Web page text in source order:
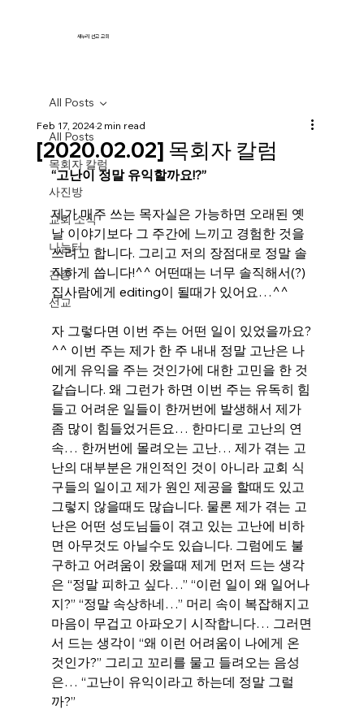
새누리 선교 교회
All Posts
목회자 칼럼
사진방
교회 소식
나눔터
간증
선교
All Posts
[2020.02.02] 목회자 칼럼
Feb 17, 20242 min read
“고난이 정말 유익할까요!?”
제가 매주 쓰는 목자실은 가능하면 오래된 옛
날 이야기보다 그 주간에 느끼고 경험한 것을
쓰려고 합니다. 그리고 저의 장점대로 정말 솔
직하게 씁니다!^^ 어떤때는 너무 솔직해서(?)
집사람에게 editing이 될때가 있어요…^^
자 그렇다면 이번 주는 어떤 일이 있었을까요?
^^ 이번 주는 제가 한 주 내내 정말 고난은 나
에게 유익을 주는 것인가에 대한 고민을 한 것
같습니다. 왜 그런가 하면 이번 주는 유독히 힘
들고 어려운 일들이 한꺼번에 발생해서 제가
좀 많이 힘들었거든요… 한마디로 고난의 연
속… 한꺼번에 몰려오는 고난… 제가 겪는 고
난의 대부분은 개인적인 것이 아니라 교회 식
구들의 일이고 제가 원인 제공을 할때도 있고
그렇지 않을때도 많습니다. 물론 제가 겪는 고
난은 어떤 성도님들이 겪고 있는 고난에 비하
면 아무것도 아닐수도 있습니다. 그럼에도 불
구하고 어려움이 왔을때 제게 먼저 드는 생각
은 “정말 피하고 싶다…” “이런 일이 왜 일어나
지?” “정말 속상하네…” 머리 속이 복잡해지고
마음이 무겁고 아파오기 시작합니다… 그러면
서 드는 생각이 “왜 이런 어려움이 나에게 온
것인가?” 그리고 꼬리를 물고 들려오는 음성
은… “고난이 유익이라고 하는데 정말 그럴
까?”